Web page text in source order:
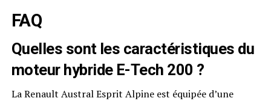
FAQ
Quelles sont les caractéristiques du
moteur hybride E-Tech 200 ?
La Renault Austral Esprit Alpine est équipée d’une